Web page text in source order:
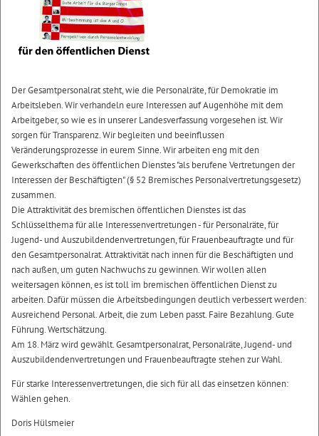
Der Gesamtpersonalrat steht, wie die Personalräte, für Demokratie im
Arbeitsleben. Wir verhandeln eure Interessen auf Augenhöhe mit dem
Arbeitgeber, so wie es in unserer Landesverfassung vorgesehen ist. Wir
sorgen für Transparenz. Wir begleiten und beeinflussen
Veränderungsprozesse in eurem Sinne. Wir arbeiten eng mit den
Gewerkschaften des öffentlichen Dienstes "als berufene Vertretungen der
Interessen der Beschäftigten" (§ 52 Bremisches Personalvertretungsgesetz)
zusammen.
Die Attraktivität des bremischen öffentlichen Dienstes ist das
Schlüsselthema für alle Interessenvertretungen - für Personalräte, für
Jugend- und Auszubildendenvertretungen, für Frauenbeauftragte und für
den Gesamtpersonalrat. Attraktivität nach innen für die Beschäftigten und
nach außen, um guten Nachwuchs zu gewinnen. Wir wollen allen
weitersagen können, es ist toll im bremischen öffentlichen Dienst zu
arbeiten. Dafür müssen die Arbeitsbedingungen deutlich verbessert werden:
Ausreichend Personal. Arbeit, die zum Leben passt. Faire Bezahlung. Gute
Führung. Wertschätzung.
Am 18. März wird gewählt. Gesamtpersonalrat, Personalräte, Jugend- und
Auszubildendenvertretungen und Frauenbeauftragte stehen zur Wahl.
Für starke Interessenvertretungen, die sich für all das einsetzen können:
Wählen gehen.
Doris Hülsmeier